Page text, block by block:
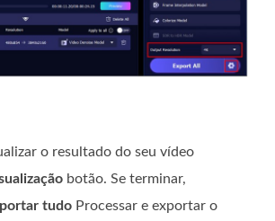
o resultado do seu vídeo
botão. Se terminar,
tudo Processar e exportar o